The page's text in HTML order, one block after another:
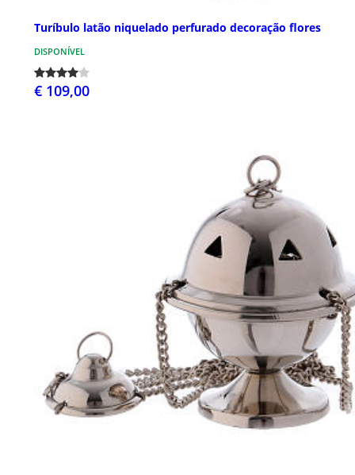
Turíbulo latão niquelado perfurado decoração flores
DISPONÍVEL
€ 109,00